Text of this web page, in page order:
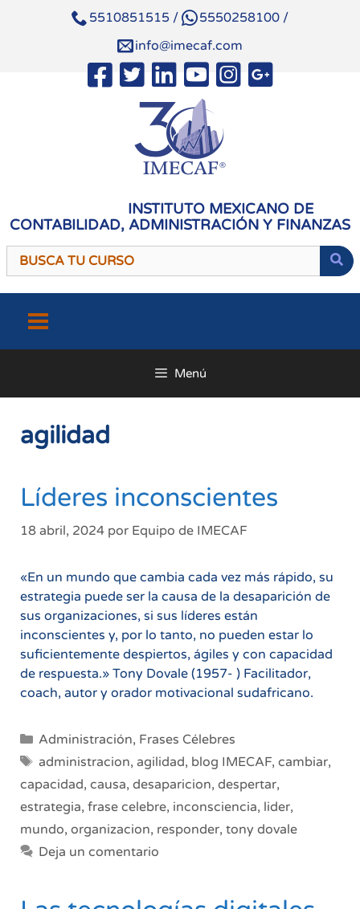
5510851515 / 5550258100 /
info@imecaf.com
INSTITUTO MEXICANO DE
CONTABILIDAD, ADMINISTRACIÓN Y FINANZAS
contenido
Menú
agilidad
Líderes inconscientes
18 abril, 2024 por Equipo de IMECAF
«En un mundo que cambia cada vez más rápido, su
estrategia puede ser la causa de la desaparición de
sus organizaciones, si sus líderes están
inconscientes y, por lo tanto, no pueden estar lo
suficientemente despiertos, ágiles y con capacidad
de respuesta.» Tony Dovale (1957- ) Facilitador,
coach, autor y orador motivacional sudafricano.
Categorías
Administración, Frases Célebres
Etiquetas
administracion, agilidad, blog IMECAF, cambiar,
capacidad, causa, desaparicion, despertar,
estrategia, frase celebre, inconsciencia, lider,
mundo, organizacion, responder, tony dovale
Deja un comentario